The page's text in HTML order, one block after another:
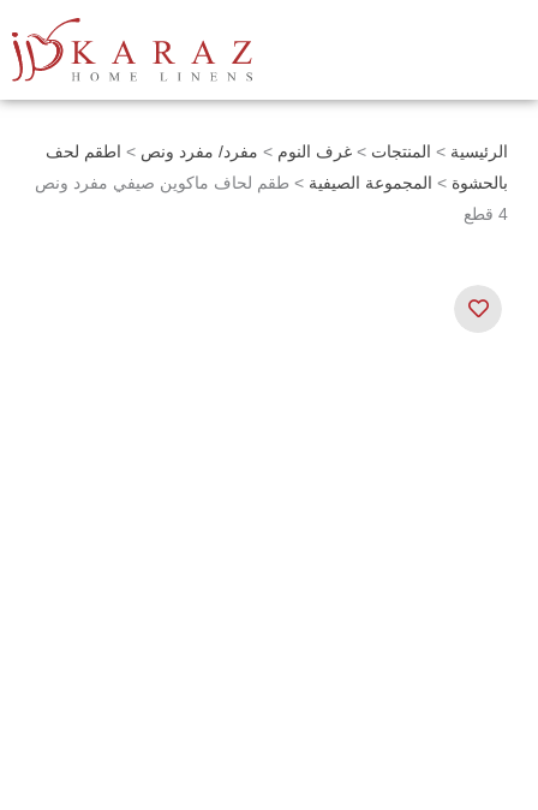
الرئيسية > المنتجات > غرف النوم > مفرد/ مفرد ونص > اطقم لحف
بالحشوة > المجموعة الصيفية > طقم لحاف ماكوين صيفي مفرد ونص
4 قطع